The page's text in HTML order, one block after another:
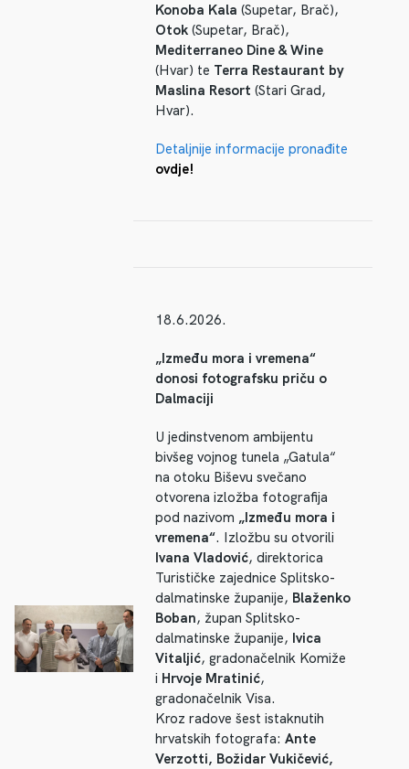
Konoba Kala (Supetar, Brač),
Otok(Supetar, Brač),
Mediterraneo Dine & Wine
(Hvar) te Terra Restaurant by
Maslina Resort (Stari Grad,
Hvar).
Detaljnije informacije pronađite
ovdje!
18.6.2026.
„Između mora i vremena“
donosi fotografsku priču o
Dalmaciji
U jedinstvenom ambijentu
bivšeg vojnog tunela „Gatula“
na otoku Biševu svečano
otvorena izložba fotografija
pod nazivom „Između mora i
vremena“. Izložbu su otvorili
Ivana Vladović, direktorica
Turističke zajednice Splitsko-
dalmatinske županije, Blaženko
Boban, župan Splitsko-
dalmatinske županije, Ivica
Vitaljić, gradonačelnik Komiže
i Hrvoje Mratinić,
gradonačelnik Visa.
Kroz radove šest istaknutih
hrvatskih fotografa: Ante
Verzotti, Božidar Vukičević,